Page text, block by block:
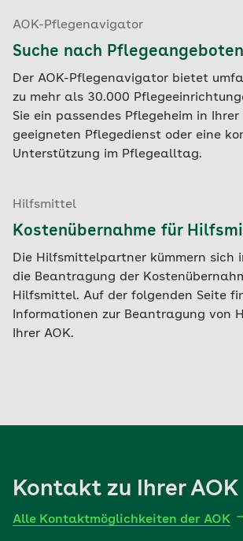
AOK-Pflegenavigator
Suche nach Pflegeangeboten
Der AOK-Pflegenavigator bietet
zu mehr als 30.000
Sie ein passendes Pflegeheim in Ihrer
geeigneten Pflegedienst oder eine
Unterstützung im Pflegealltag.
Hilfsmittel
Kostenübernahme für
Die Hilfsmittelpartner kümmern sich
die Beantragung der
Hilfsmittel. Auf der folgenden Seite
Informationen zur Beantragung von
Ihrer AOK.
Kontakt zu Ihrer AOK
Alle Kontaktmöglichkeiten der AOK